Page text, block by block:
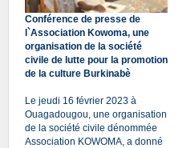
Conférence de presse de
l`Association Kowoma, une
organisation de la société
civile de lutte pour la promotion
de la culture Burkinabè
Le jeudi 16 février 2023 à
Ouagadougou, une organisation
de la société civile dénommée
Association KOWOMA, a donné